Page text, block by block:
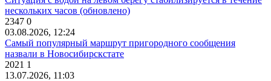
нескольких часов (обновлено)
2347 0
03.08.2026, 12:24
Самый популярный маршрут пригородного сообщения
назвали в Новосибирскстате
2021 1
13.07.2026, 11:03